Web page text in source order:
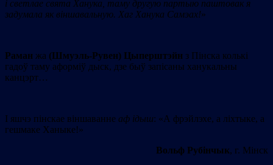
і светлае свята Ханука, таму другую партыю паштовак я
задумала як віншавальную. Хаг Ханука Самэах!»
Раман жа (Шмуэль-Рувен) Цыперштэйн з Пінска колькі
гадоў таму аформіў дыск, дзе быў запісаны ханукальны
канцэрт…
І яшчэ пінскае віншаванне аф ідыш: «А фрэйлэхе, а ліхтыке, а
гешмаке Ханыке!»
Вольф Рубінчык, г. Мінск